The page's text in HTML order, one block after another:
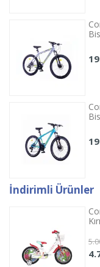
İndirimli Ürünler